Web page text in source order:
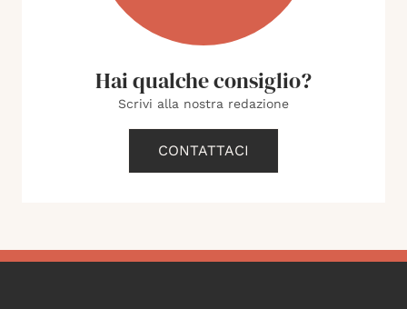
Hai qualche consiglio?
Scrivi alla nostra redazione
CONTATTACI